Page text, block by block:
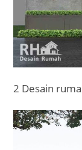
2 Desain